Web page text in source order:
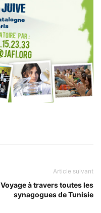
Article suivant
Voyage à travers toutes les
synagogues de Tunisie